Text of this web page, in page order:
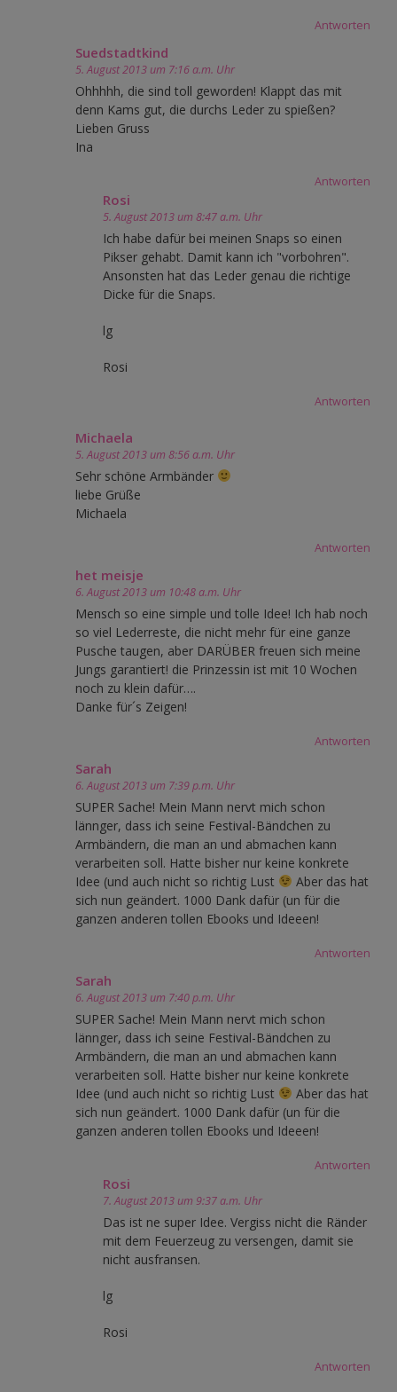
Antworten
Suedstadtkind
5. August 2013 um 7:16 a.m. Uhr
Ohhhhh, die sind toll geworden! Klappt das mit
denn Kams gut, die durchs Leder zu spießen?
Lieben Gruss
Ina
Antworten
Rosi
5. August 2013 um 8:47 a.m. Uhr
Ich habe dafür bei meinen Snaps so einen
Pikser gehabt. Damit kann ich "vorbohren".
Ansonsten hat das Leder genau die richtige
Dicke für die Snaps.
lg
Rosi
Antworten
Michaela
5. August 2013 um 8:56 a.m. Uhr
Sehr schöne Armbänder
liebe Grüße
Michaela
Antworten
het meisje
6. August 2013 um 10:48 a.m. Uhr
Mensch so eine simple und tolle Idee! Ich hab noch
so viel Lederreste, die nicht mehr für eine ganze
Pusche taugen, aber DARÜBER freuen sich meine
Jungs garantiert! die Prinzessin ist mit 10 Wochen
noch zu klein dafür….
Danke für´s Zeigen!
Antworten
Sarah
6. August 2013 um 7:39 p.m. Uhr
SUPER Sache! Mein Mann nervt mich schon
lännger, dass ich seine Festival-Bändchen zu
Armbändern, die man an und abmachen kann
verarbeiten soll. Hatte bisher nur keine konkrete
Idee (und auch nicht so richtig Lust
Aber das hat
sich nun geändert. 1000 Dank dafür (un für die
ganzen anderen tollen Ebooks und Ideeen!
Antworten
Sarah
6. August 2013 um 7:40 p.m. Uhr
SUPER Sache! Mein Mann nervt mich schon
lännger, dass ich seine Festival-Bändchen zu
Armbändern, die man an und abmachen kann
verarbeiten soll. Hatte bisher nur keine konkrete
Idee (und auch nicht so richtig Lust
Aber das hat
sich nun geändert. 1000 Dank dafür (un für die
ganzen anderen tollen Ebooks und Ideeen!
Antworten
Rosi
7. August 2013 um 9:37 a.m. Uhr
Das ist ne super Idee. Vergiss nicht die Ränder
mit dem Feuerzeug zu versengen, damit sie
nicht ausfransen.
lg
Rosi
Antworten